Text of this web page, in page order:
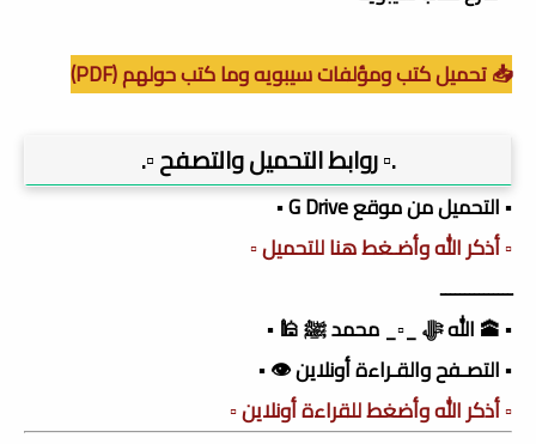
📥 تحميل كتب ومؤلفات سيبويه وما كتب حولهم (PDF)
.▫️ روابط التحميل والتصفح ▫️.
▪️ التحميل من موقع G Drive ▪️
▫️ أذكر الله وأضـغط هنا للتحميل ▫️
ـــــــــــــــ
▪️ 🕋 الله ﷻ _▫️_ محمد ﷺ 🕌 ▪️
▪️ التصـفح والقـراءة أونلاين 👁️ ▪️
▫️ أذكر الله وأضغط للقراءة أونلاين ▫️